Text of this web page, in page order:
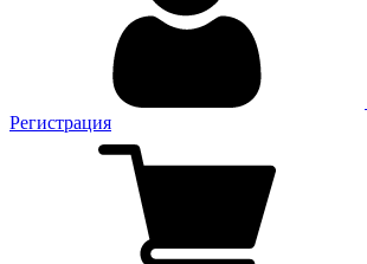
Регистрация